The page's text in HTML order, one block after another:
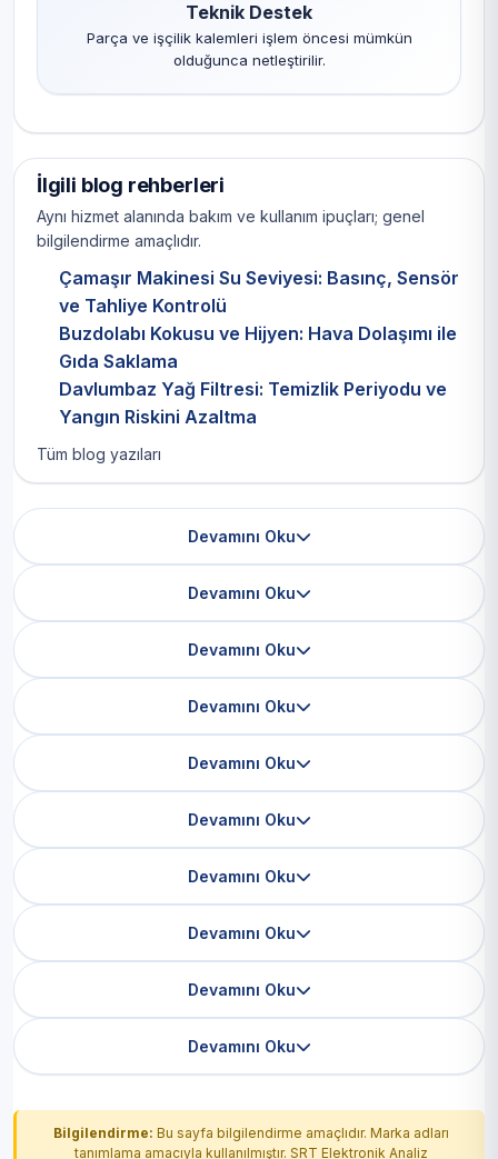
Teknik Destek
Parça ve işçilik kalemleri işlem öncesi mümkün
olduğunca netleştirilir.
İlgili blog rehberleri
Aynı hizmet alanında bakım ve kullanım ipuçları; genel
bilgilendirme amaçlıdır.
Çamaşır Makinesi Su Seviyesi: Basınç, Sensör
ve Tahliye Kontrolü
Buzdolabı Kokusu ve Hijyen: Hava Dolaşımı ile
Gıda Saklama
Davlumbaz Yağ Filtresi: Temizlik Periyodu ve
Yangın Riskini Azaltma
Tüm blog yazıları
Devamını Oku
Devamını Oku
Devamını Oku
Devamını Oku
Devamını Oku
Devamını Oku
Devamını Oku
Devamını Oku
Devamını Oku
Devamını Oku
Bilgilendirme: Bu sayfa bilgilendirme amaçlıdır. Marka adları
tanımlama amacıyla kullanılmıştır. SRT Elektronik Analiz